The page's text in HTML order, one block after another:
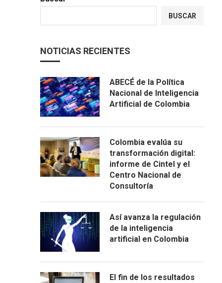
BUSCAR
NOTICIAS RECIENTES
ABECÉ de la Política
Nacional de Inteligencia
Artificial de Colombia
Colombia evalúa su
transformación digital:
informe de Cintel y el
Centro Nacional de
Consultoría
Así avanza la regulación
de la inteligencia
artificial en Colombia
El fin de los resultados